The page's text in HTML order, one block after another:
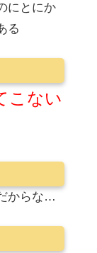
にとにか
る
こない
からな…